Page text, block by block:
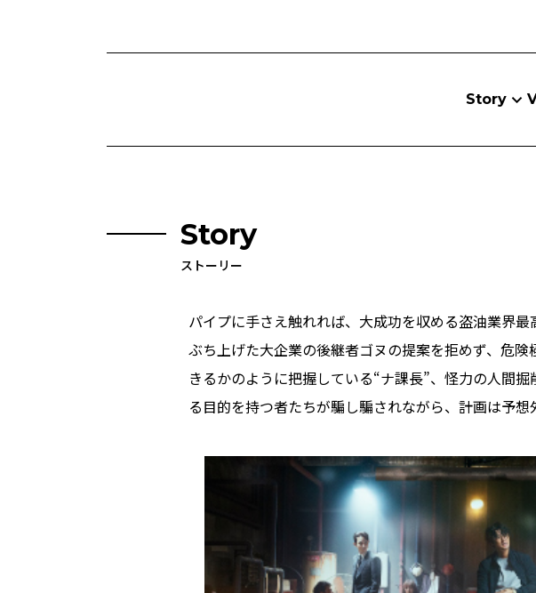
Story
Story
ストーリー
パイプに手さえ触れれば、大成功を収める盗油業界
ぶち上げた大企業の後継者ゴヌの提案を拒めず、危
きるかのように把握している“ナ課長”、怪力の人間
る目的を持つ者たちが騙し騙されながら、計画は予